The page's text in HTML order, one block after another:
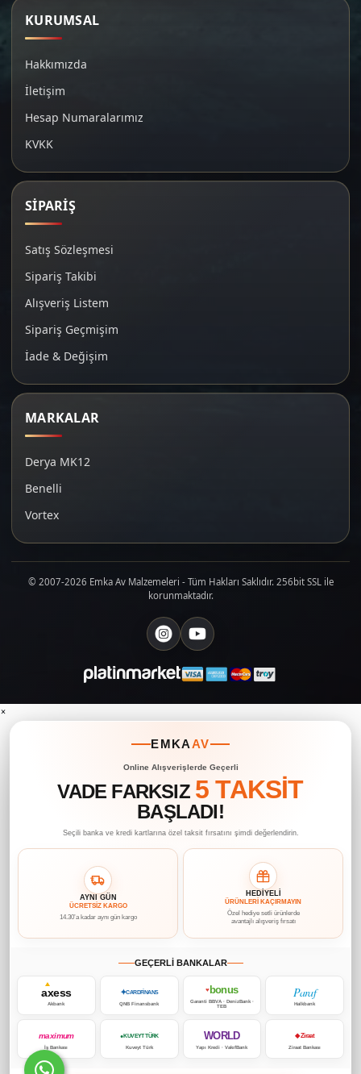
KURUMSAL
Hakkımızda
İletişim
Hesap Numaralarımız
KVKK
SİPARİŞ
Satış Sözleşmesi
Sipariş Takibi
Alışveriş Listem
Sipariş Geçmişim
İade & Değişim
MARKALAR
Derya MK12
Benelli
Vortex
© 2007-2026 Emka Av Malzemeleri - Tüm Hakları Saklıdır. 256bit SSL ile
korunmaktadır.
×
EMKAAV
Online Alışverişlerde Geçerli
VADE FARKSIZ 5 TAKSİT
BAŞLADI!
Seçili banka ve kredi kartlarına özel taksit fırsatını şimdi değerlendirin.
AYNI GÜN
ÜCRETSİZ KARGO
14.30’a kadar aynı gün kargo
HEDİYELİ
ÜRÜNLERİ KAÇIRMAYIN
Özel hediye setli ürünlerde
avantajlı alışveriş fırsatı
GEÇERLİ BANKALAR
axess
Akbank
✦CARDFİNANS
QNB Finansbank
♥bonus
Garanti BBVA · DenizBank ·
TEB
Paraf
Halkbank
maximum
İş Bankası
● KUVEYT TÜRK
Kuveyt Türk
WORLD
Yapı Kredi · VakıfBank
◆ Ziraat
Ziraat Bankası